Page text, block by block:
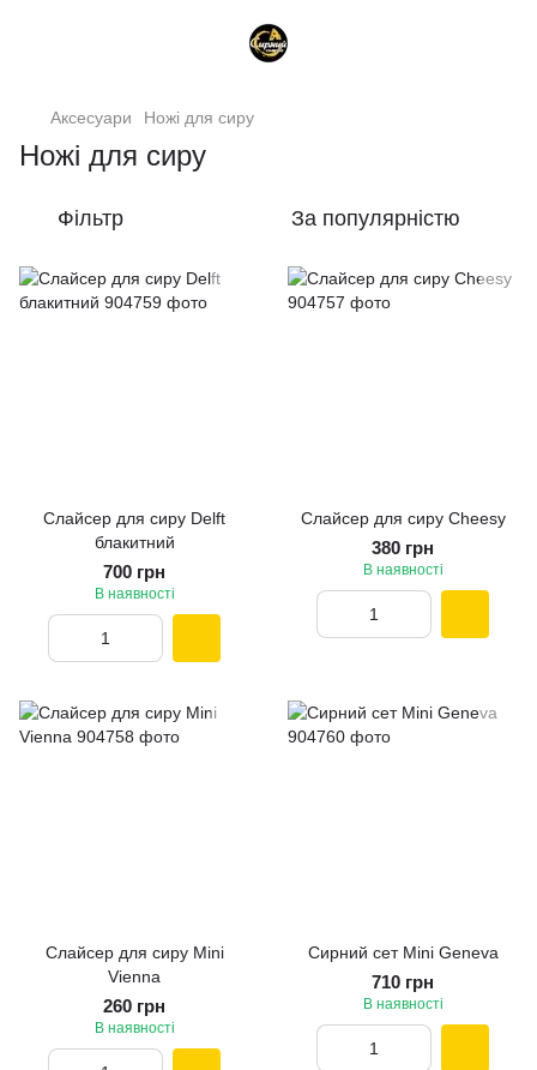
Аксесуари Ножі для сиру
Ножі для сиру
Фільтр За популярністю
Слайсер для сиру Delft
блакитний
700 грн
В наявності
Слайсер для сиру Cheesy
380 грн
В наявності
Слайсер для сиру Mini
Vienna
260 грн
В наявності
Сирний сет Mini Geneva
710 грн
В наявності